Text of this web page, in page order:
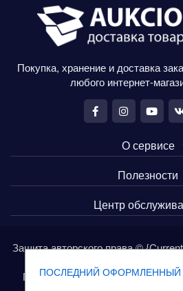
ПОСЛЕДНИЙ ОФОРМЛЕННЫЙ
Покупка, хранение и доставка
любого интернет-
О сервисе
Полезности
Центр
Защита авторского права ©
Покупайте товары в Европе